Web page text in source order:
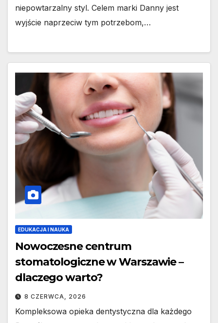
niepowtarzalny styl. Celem marki Danny jest
wyjście naprzeciw tym potrzebom,…
EDUKACJA I NAUKA
Nowoczesne centrum
stomatologiczne w Warszawie –
dlaczego warto?
8 CZERWCA, 2026
Kompleksowa opieka dentystyczna dla każdego